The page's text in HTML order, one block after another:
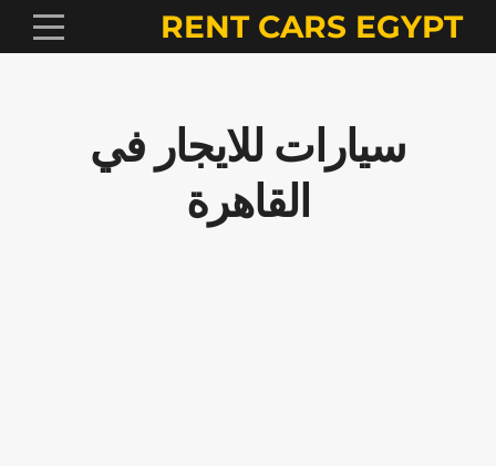
RENT CARS EGYPT
سيارات للايجار في
القاهرة